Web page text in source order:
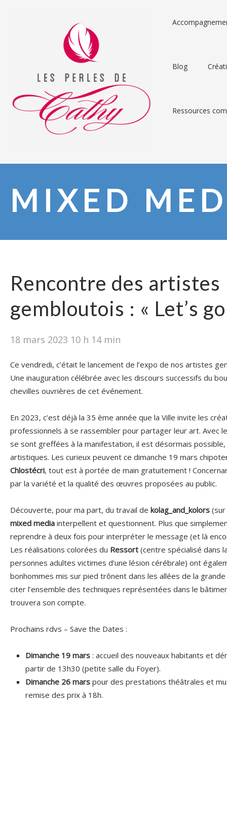
Blog
Ressources
MIXED
Rencontre des artistes
gembloutois : « Let’s
18 mars 2023 10 h 14 min
Ce vendredi, c’était le lancement de l’expo de nos artistes
Une inauguration célébrée avec les discours successifs du
chevilles ouvrières de cet événement.
En 2023, c’est déjà la 35 ème année que la Ville invite les
professionnels à se rassembler pour partager leur art. Avec
se sont greffées à la manifestation, il est désormais
artistiques. Les curieux peuvent ce dimanche 19 mars
Chlostécri, tout est à portée de main gratuitement !
par la variété et la qualité des œuvres proposées au public.
Découverte, pour ma part, du travail de kolag_and_kolors
mixed media interpellent et questionnent. Plus que
reprendre à deux fois pour interpréter le message (et là
Les réalisations colorées du Ressort (centre spécialisé dans
personnes adultes victimes d’une lésion cérébrale) ont
bonhommes mis sur pied trônent dans les allées de la
citer l’ensemble des techniques représentées dans le
trouvera son compte.
Prochains rdvs – Save the Dates :
Dimanche 19 mars : accueil des nouveaux habitants et
partir de 13h30 (petite salle du Foyer).
Dimanche 26 mars pour des prestations théâtrales et
remise des prix à 18h.